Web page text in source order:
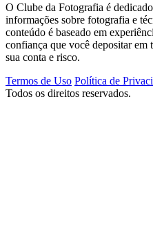
O Clube da Fotografia é
informações sobre fotografia e
conteúdo é baseado em
confiança que você depositar em
sua conta e risco.
Termos de Uso Política de
Todos os direitos reservados.